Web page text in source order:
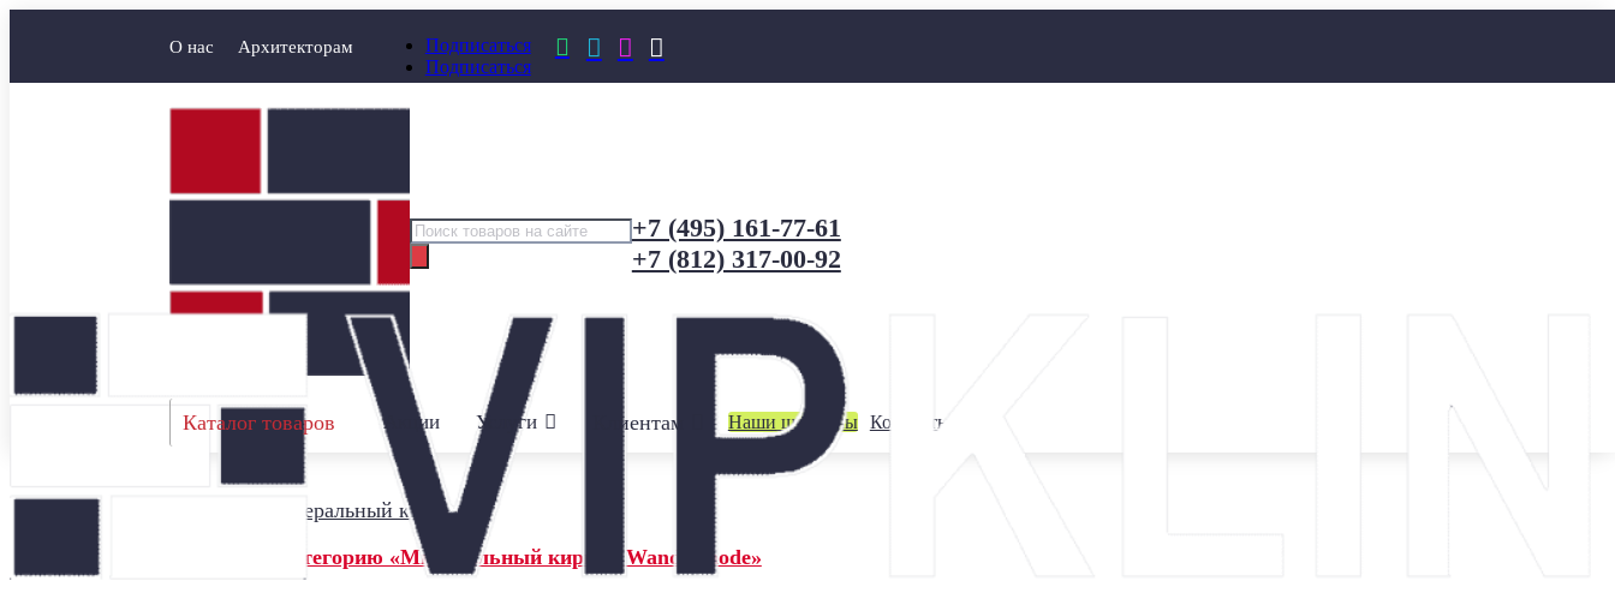
О нас Архитекторам
Подписаться
Подписаться
   
Поиск
товаров
+7 (495) 161-77-61
+7 (812) 317-00-92
Каталог товаров Акции Услуги Клиентам Наши шоурумы Контакты
Минеральный кирпич
← Назад в категорию «Минеральный кирпич Wandermode»